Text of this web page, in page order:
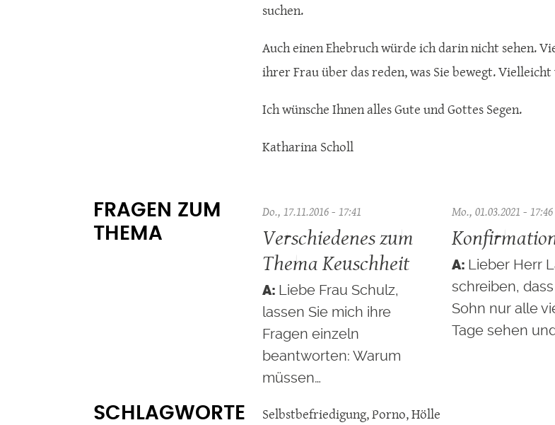
suchen.
Auch einen Ehebruch würde ich darin nicht sehen.
ihrer Frau über das reden, was Sie bewegt.
Ich wünsche Ihnen alles Gute und Gottes Segen.
Katharina Scholl
FRAGEN ZUM
THEMA
Do., 17.11.2016 - 17:41
Verschiedenes zum
Thema Keuschheit
Liebe Frau Schulz,
lassen Sie mich ihre
Fragen einzeln
beantworten: Warum
müssen…
Mo., 01.03.2021 - 17:46
Lieber Herr
schreiben,
Sohn nur alle
Tage sehen
SCHLAGWORTE Selbstbefriedigung,Porno,Hölle